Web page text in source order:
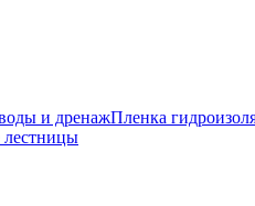
и дренажПленка
лестницы